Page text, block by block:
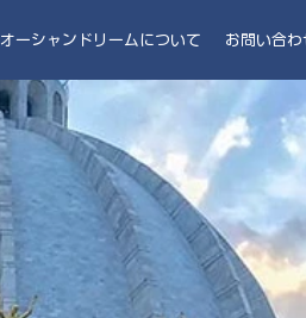
オーシャンドリームについて お問い合わ